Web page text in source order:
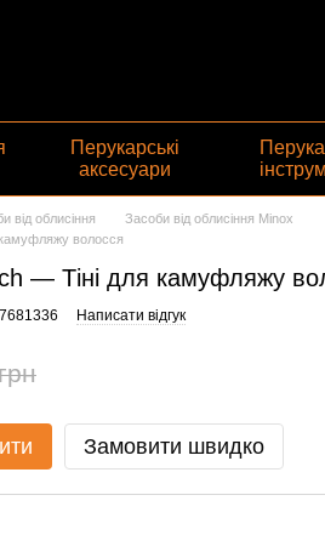
Перукарські
аксесуари
від облисіння
Засоби від облисіння Minox
волосся
— Тіні для камуфляжу
Написати відгук
Замовити швидко